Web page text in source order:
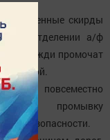
скирды
отделении а/ф
дожди промочат
соломой.
повсеместно
и промывку
безопасности.